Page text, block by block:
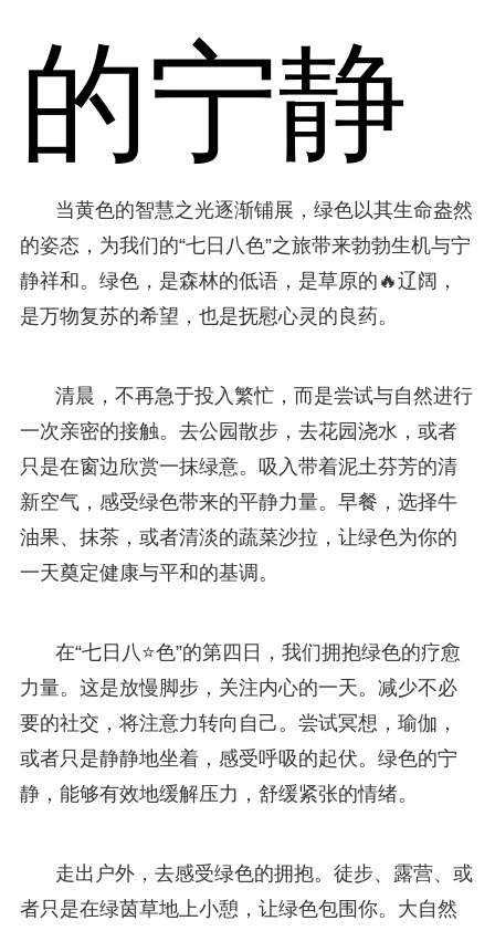
的宁静
当黄色的智慧之光逐渐铺展，绿色以其生命盎然
的姿态，为我们的“七日八色”之旅带来勃勃生机与宁
静祥和。绿色，是森林的低语，是草原的🔥辽阔，
是万物复苏的希望，也是抚慰心灵的良药。
清晨，不再急于投入繁忙，而是尝试与自然进行
一次亲密的接触。去公园散步，去花园浇水，或者
只是在窗边欣赏一抹绿意。吸入带着泥土芬芳的清
新空气，感受绿色带来的平静力量。早餐，选择牛
油果、抹茶，或者清淡的蔬菜沙拉，让绿色为你的
一天奠定健康与平和的基调。
在“七日八⭐色”的第四日，我们拥抱绿色的疗愈
力量。这是放慢脚步，关注内心的一天。减少不必
要的社交，将注意力转向自己。尝试冥想，瑜伽，
或者只是静静地坐着，感受呼吸的起伏。绿色的宁
静，能够有效地缓解压力，舒缓紧张的情绪。
走出户外，去感受绿色的拥抱。徒步、露营、或
者只是在绿茵草地上小憩，让绿色包围你。大自然